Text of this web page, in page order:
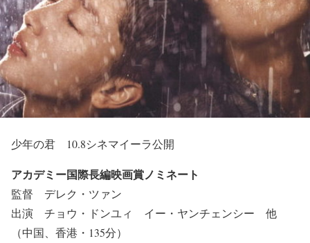
少年の君 10.8シネマイーラ公開
アカデミー国際長編映画賞ノミネート
監督 デレク・ツァン
出演 チョウ・ドンユィ イー・ヤンチェンシー 他
（中国、香港・135分）